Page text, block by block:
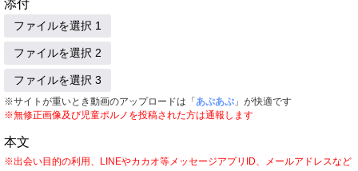
添付
ファイルを選択 1
ファイルを選択 2
ファイルを選択 3
※サイトが重いとき動画のアップロードは「 あぷあぷ 」が快適です
※無修正画像及び児童ポルノを投稿された方は通報します
本文
※出会い目的の利用、LINEやカカオ等メッセージアプリID、メールアドレスなど